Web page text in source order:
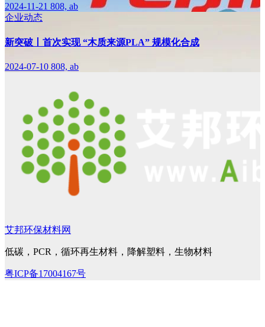
2024-11-21 808, ab
企业动态
新突破丨首次实现 “木质来源PLA” 规模化合成
2024-07-10 808, ab
艾邦环保材料网
低碳，PCR，循环再生材料，降解塑料，生物材料
粤ICP备17004167号